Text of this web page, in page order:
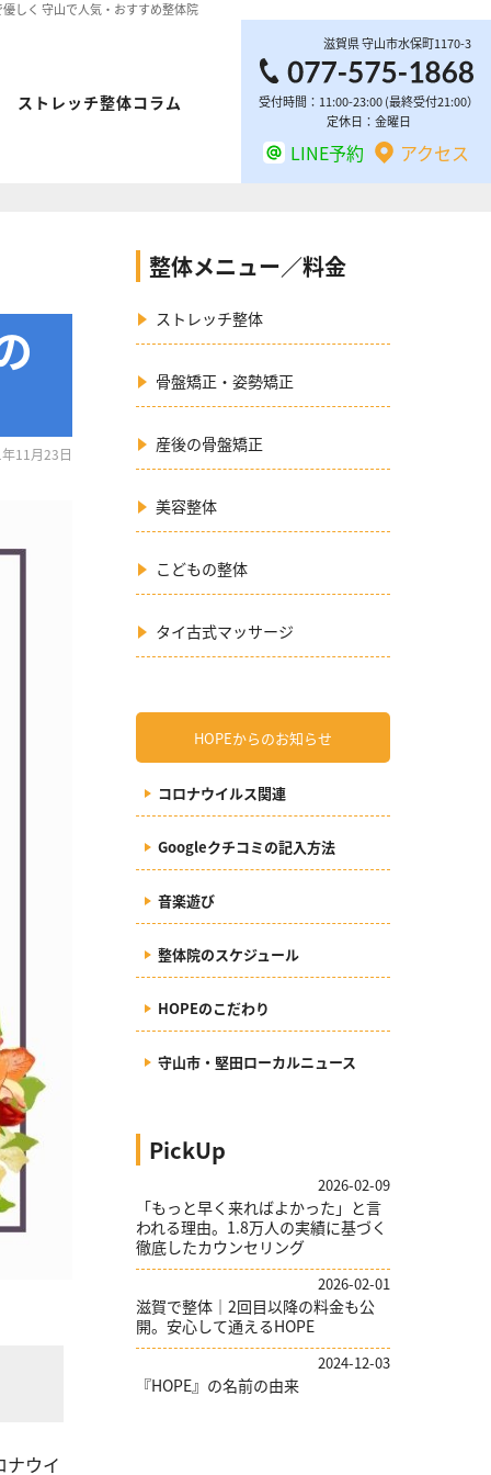
しく 守山で人気・おすすめ整体院
ストレッチ整体コラム
滋賀県守山市水保町1170-3
受付時間：11:00-23:00 (最終受付21:00）
定休日：金曜日
LINE予約 アクセス
11月23日
ウイ
整体メニュー／料金
ストレッチ整体
骨盤矯正・姿勢矯正
産後の骨盤矯正
美容整体
こどもの整体
タイ古式マッサージ
HOPEからのお知らせ
コロナウイルス関連
Googleクチコミの記入方法
音楽遊び
整体院のスケジュール
HOPEのこだわり
守山市・堅田ローカルニュース
PickUp
「もっと早く来ればよかった」と言
われる理由。1.8万人の実績に基づく
徹底したカウンセリング
2026-02-09
滋賀で整体｜2回目以降の料金も公
開。安心して通えるHOPE
2026-02-01
『HOPE』の名前の由来
2024-12-03